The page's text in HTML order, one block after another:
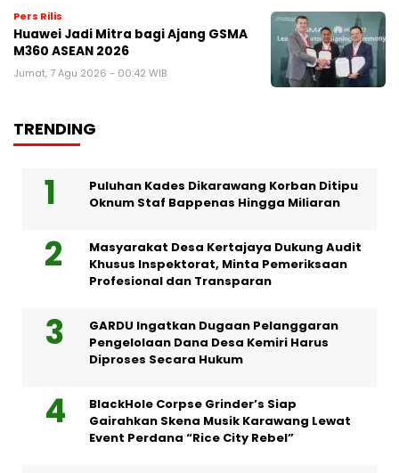
Pers Rilis
Huawei Jadi Mitra bagi Ajang GSMA
M360 ASEAN 2026
Jumat, 7 Agu 2026 - 00:42 WIB
TRENDING
Puluhan Kades Dikarawang Korban Ditipu
Oknum Staf Bappenas Hingga Miliaran
Masyarakat Desa Kertajaya Dukung Audit
Khusus Inspektorat, Minta Pemeriksaan
Profesional dan Transparan
GARDU Ingatkan Dugaan Pelanggaran
Pengelolaan Dana Desa Kemiri Harus
Diproses Secara Hukum
BlackHole Corpse Grinder’s Siap
Gairahkan Skena Musik Karawang Lewat
Event Perdana “Rice City Rebel”